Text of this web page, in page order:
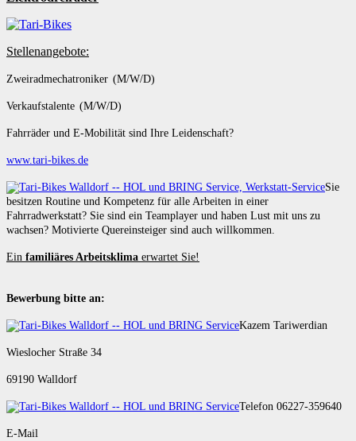
Stellenangebote:
Zweiradmechatroniker (M/W/D)
Verkaufstalente (M/W/D)
Fahrräder und E-Mobilität sind Ihre Leidenschaft?
www.tari-bikes.de
Sie
besitzen Routine und Kompetenz für alle Arbeiten in einer
Fahrradwerkstatt? Sie sind ein Teamplayer und haben Lust mit uns zu
wachsen? Motivierte Quereinsteiger sind auch willkommen.
Ein familiäres Arbeitsklima erwartet Sie!
Bewerbung bitte an:
Kazem Tariwerdian
Wieslocher Straße 34
69190 Walldorf
Telefon 06227-359640
E-Mail